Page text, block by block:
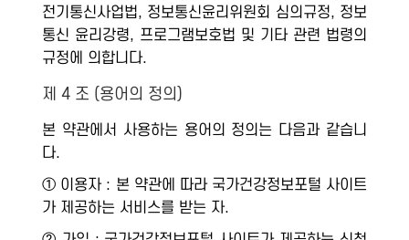
전기통신사업법, 정보통신윤리위원회 심의규정, 정보
통신 윤리강령, 프로그램보호법 및 기타 관련 법령의
규정에 의합니다.
제 4 조 (용어의 정의)
본 약관에서 사용하는 용어의 정의는 다음과 같습니
다.
① 이용자 : 본 약관에 따라 국가건강정보포털 사이트
가 제공하는 서비스를 받는 자.